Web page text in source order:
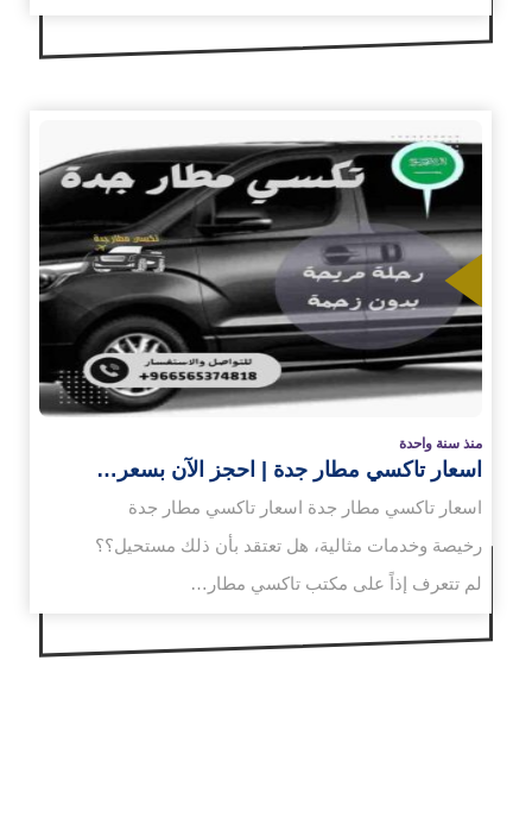
منذ سنة واحدة
اسعار تاكسي مطار جدة | احجز الآن بسعر…
اسعار تاكسي مطار جدة اسعار تاكسي مطار جدة
رخيصة وخدمات مثالية، هل تعتقد بأن ذلك مستحيل؟؟
لم تتعرف إذاً على مكتب تاكسي مطار…